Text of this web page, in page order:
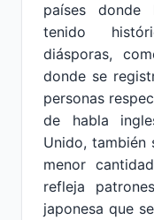
países donde
tenido
diásporas,
donde se
personas
de habla
Unido, también
menor
refleja
japonesa que